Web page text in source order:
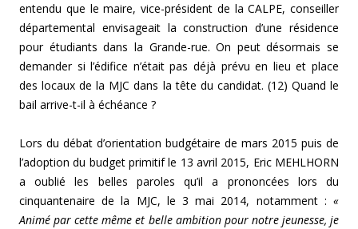
entendu que le maire, vice-président de la CALPE, conseiller
départemental envisageait la construction d’une résidence
pour étudiants dans la Grande-rue. On peut désormais se
demander si l’édifice n’était pas déjà prévu en lieu et place
des locaux de la MJC dans la tête du candidat. (12) Quand le
bail arrive-t-il à échéance ?
Lors du débat d’orientation budgétaire de mars 2015 puis de
l’adoption du budget primitif le 13 avril 2015, Eric MEHLHORN
a oublié les belles paroles qu’il a prononcées lors du
cinquantenaire de la MJC, le 3 mai 2014, notamment : «
Animé par cette même et belle ambition pour notre jeunesse, je